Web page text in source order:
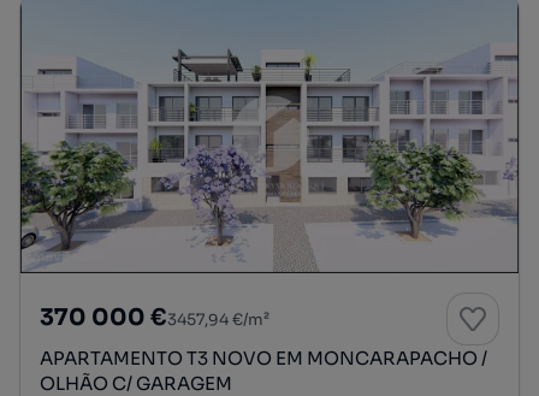
370 000 €3457,94 €/m²
APARTAMENTO T3 NOVO EM MONCARAPACHO /
OLHÃO C/ GARAGEM